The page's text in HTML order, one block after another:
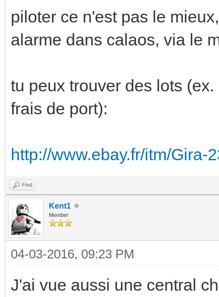
piloter ce n'est pas le
alarme dans calaos, via le
tu peux trouver des lots
frais de port):
http://www.ebay.fr/itm/Gira-
Find
Kent1
Member
04-03-2016, 09:23 PM
J'ai vue aussi une central